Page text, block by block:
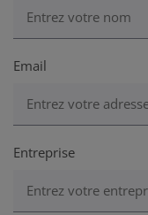
Email
Entreprise